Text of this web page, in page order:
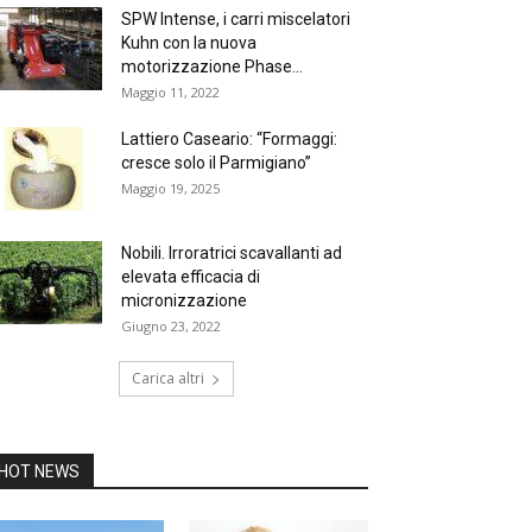
SPW Intense, i carri miscelatori
Kuhn con la nuova
motorizzazione Phase...
Maggio 11, 2022
Lattiero Caseario: “Formaggi:
cresce solo il Parmigiano”
Maggio 19, 2025
Nobili. Irroratrici scavallanti ad
elevata efficacia di
micronizzazione
Giugno 23, 2022
Carica altri
NEWS